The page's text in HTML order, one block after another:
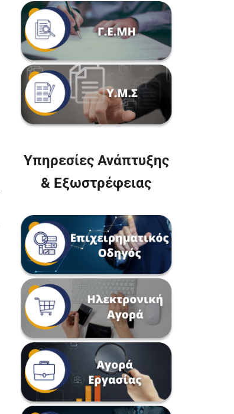
Υπηρεσίες Ανάπτυξης
& Εξωστρέφειας